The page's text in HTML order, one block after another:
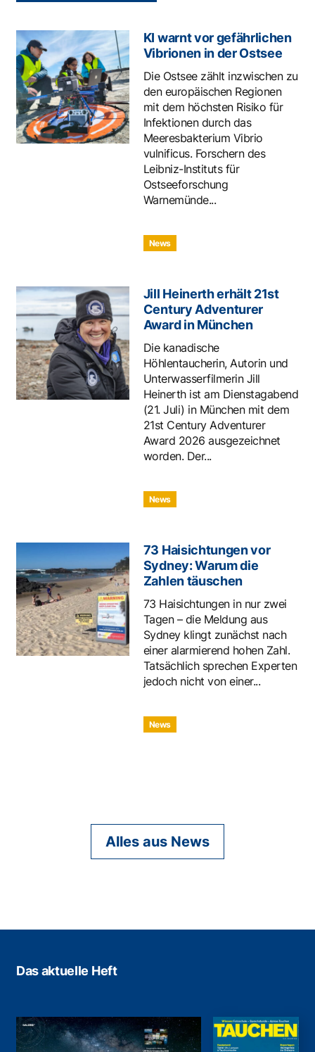
KI warnt vor gefährlichen
Vibrionen in der Ostsee
Die Ostsee zählt inzwischen zu
den europäischen Regionen
mit dem höchsten Risiko für
Infektionen durch das
Meeresbakterium Vibrio
vulnificus. Forschern des
Leibniz-Instituts für
Ostseeforschung
Warnemünde...
News
Jill Heinerth erhält 21st
Century Adventurer
Award in München
Die kanadische
Höhlentaucherin, Autorin und
Unterwasserfilmerin Jill
Heinerth ist am Dienstagabend
(21. Juli) in München mit dem
21st Century Adventurer
Award 2026 ausgezeichnet
worden. Der...
News
73 Haisichtungen vor
Sydney: Warum die
Zahlen täuschen
73 Haisichtungen in nur zwei
Tagen – die Meldung aus
Sydney klingt zunächst nach
einer alarmierend hohen Zahl.
Tatsächlich sprechen Experten
jedoch nicht von einer...
News
Alles aus News
Das aktuelle Heft